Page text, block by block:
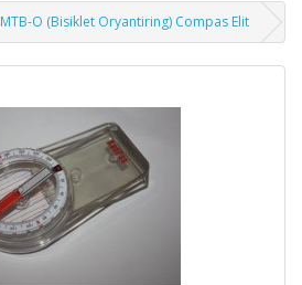
MTB-O (Bisiklet Oryantiring) Compas Elit